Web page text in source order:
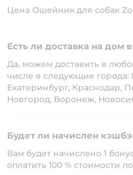
Цена Ошейник для собак
Есть ли доставка на дом
Да, можем доставить в
числе в следующие города:
Екатеринбург, Краснодар,
Новгород, Воронеж,
Будет ли начислен
Вам будет начислено 1
оплатить 100 % стоимости